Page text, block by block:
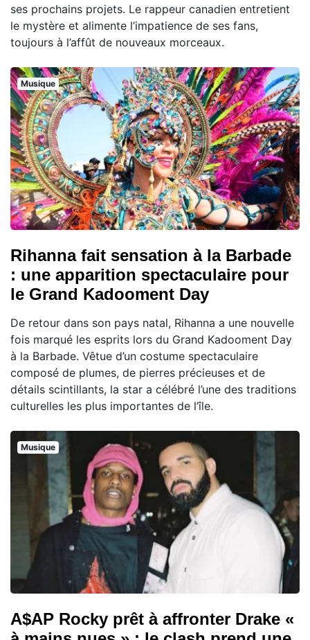
ses prochains projets. Le rappeur canadien entretient
le mystère et alimente l’impatience de ses fans,
toujours à l’affût de nouveaux morceaux.
Musique
Rihanna fait sensation à la Barbade
: une apparition spectaculaire pour
le Grand Kadooment Day
De retour dans son pays natal, Rihanna a une nouvelle
fois marqué les esprits lors du Grand Kadooment Day
à la Barbade. Vêtue d’un costume spectaculaire
composé de plumes, de pierres précieuses et de
détails scintillants, la star a célébré l’une des traditions
culturelles les plus importantes de l’île.
Musique
A$AP Rocky prêt à affronter Drake «